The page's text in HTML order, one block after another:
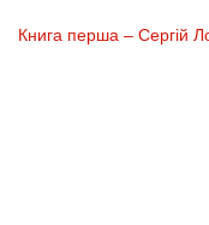
Книга перша – Сергій